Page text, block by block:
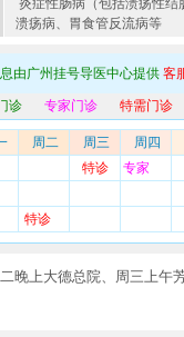
炎症性肠病（包括溃疡性
溃疡病、胃食管反流病等
由广州挂号导医中心提供 客
诊 专家门诊 特需门诊
周二 周三 周四
特诊
专家
特诊
晚上大德总院、周三上午